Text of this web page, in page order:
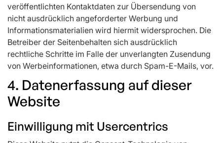
veröffentlichten Kontaktdaten zur Übersendung von
nicht ausdrücklich angeforderter Werbung und
Informationsmaterialien wird hiermit widersprochen. Die
Betreiber der Seitenbehalten sich ausdrücklich
rechtliche Schritte im Falle der unverlangten Zusendung
von Werbeinformationen, etwa durch Spam-E-Mails, vor.
4. Datenerfassung auf dieser
Website
Einwilligung mit Usercentrics